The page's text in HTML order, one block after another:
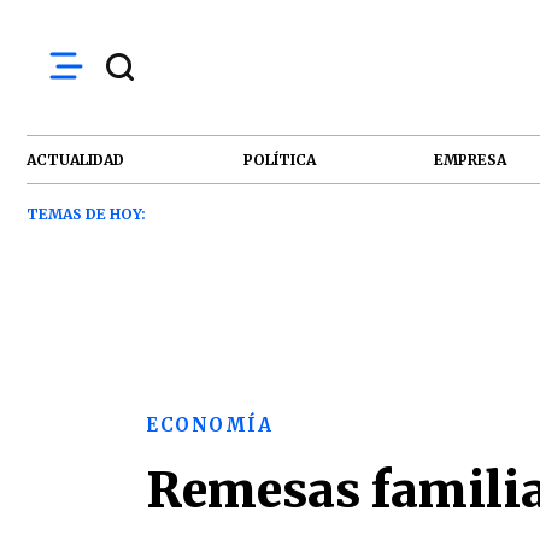
ACTUALIDAD POLÍTICA EMPRESA
TEMAS DE HOY:
ECONOMÍA
Remesas